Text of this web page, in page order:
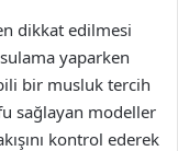
dikkat edilmesi
yaparken
bir musluk tercih
sağlayan modeller
kontrol ederek